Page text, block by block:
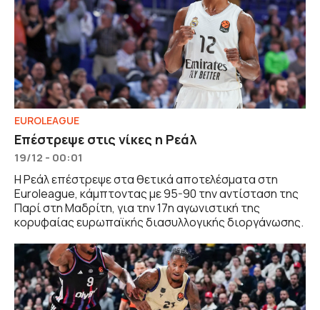
EUROLEAGUE
Επέστρεψε στις νίκες η Ρεάλ
19/12 - 00:01
Η Ρεάλ επέστρεψε στα θετικά αποτελέσματα στη
Euroleague, κάμπτοντας με 95-90 την αντίσταση της
Παρί στη Μαδρίτη, για την 17η αγωνιστική της
κορυφαίας ευρωπαϊκής διασυλλογικής διοργάνωσης.